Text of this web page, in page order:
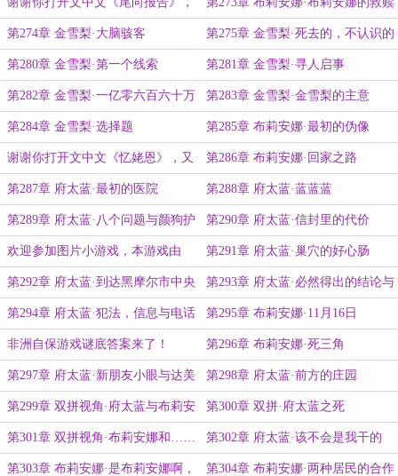
又名，《忆姥恩》 与幸福
第274章 金雪梨·大脑骇客 第275章 金雪梨·死去的，不认识的
人
第280章 金雪梨·第一个线索 第281章 金雪梨·寻人启事
第282章 金雪梨·一亿零六百六十万 第283章 金雪梨·金雪梨的主意
第284章 金雪梨·选择题 第285章 布莉安娜·最初的伪像
谢谢你打开文中文《忆姥恩》，又
名《上一辈子的旅行》
第286章 布莉安娜·回家之路
第287章 府太蓝·最初的医院 第288章 府太蓝·蓝蓝蓝
第289章 府太蓝·八个问题与颜狗护
士
第290章 府太蓝·信封里的代价
欢迎参加图片小游戏，本游戏由
xyyz姥盛情赞助
第291章 府太蓝·巢穴的好心肠
第292章 府太蓝·到达黑摩尔市中央
车站
第293章 府太蓝·必然得出的结论与
行动
第294章 府太蓝·犯法，信息与电话 第295章 布莉安娜·11月16日
非洲自保游戏谜底答案来了！ 第296章 布莉安娜·死三角
第297章 府太蓝·新朋友小眼与达美
乐披萨
第298章 府太蓝·前方的庄园
第299章 双拼视角·府太蓝与布莉安
娜
第300章 双拼·府太蓝之死
第301章 双拼视角·布莉安娜和……
谁？
第302章 府太蓝·该不会是我干的
吧？
第303章 布莉安娜·是布莉安娜啊， 第304章 布莉安娜·两种居民的合作